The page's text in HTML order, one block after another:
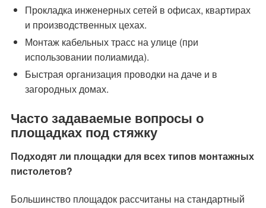
Прокладка инженерных сетей в офисах, квартирах
и производственных цехах.
Монтаж кабельных трасс на улице (при
использовании полиамида).
Быстрая организация проводки на даче и в
загородных домах.
Часто задаваемые вопросы о
площадках под стяжку
Подходят ли площадки для всех типов монтажных
пистолетов?
Большинство площадок рассчитаны на стандартный